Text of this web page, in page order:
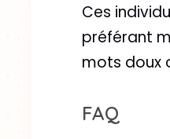
Ces
préférant
mots doux
FAQ